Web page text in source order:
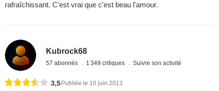
rafraîchissant. C'est vrai que c'est beau l'amour.
Kubrock68
57 abonnés 1 349 critiques Suivre son activité
3,5 Publiée le 10 juin 2013